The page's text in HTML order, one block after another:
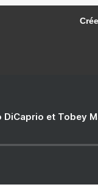
DiCaprio et Tobey